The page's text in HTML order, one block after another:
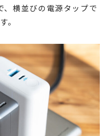
、横並びの電源タップで
。